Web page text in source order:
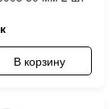
В корзину